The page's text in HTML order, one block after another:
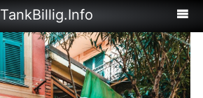
TankBillig.Info